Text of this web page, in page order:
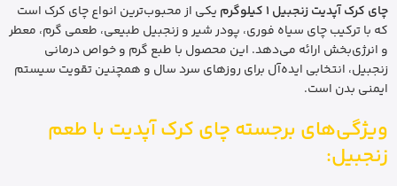
چای کرک آپدیت زنجبیل 1 کیلوگرم
یکی از محبوب‌ترین انواع چای کرک است
که با ترکیب چای سیاه فوری، پودر شیر و زنجبیل طبیعی، طعمی گرم، معطر
و انرژی‌بخش ارائه می‌دهد. این محصول با طبع گرم و خواص درمانی
زنجبیل، انتخابی ایده‌آل برای روزهای سرد سال و همچنین تقویت سیستم
ایمنی بدن است.
ویژگی‌های برجسته چای کرک آپدیت با طعم
زنجبیل: